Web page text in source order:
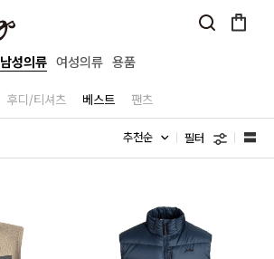
남성의류 여성의류 용품
후디/티셔츠 베스트 팬츠
필터